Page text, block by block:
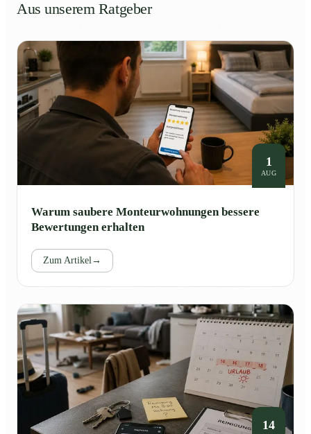
Aus unserem Ratgeber
1
AUG
Warum saubere Monteurwohnungen bessere
Bewertungen erhalten
Zum Artikel→
14